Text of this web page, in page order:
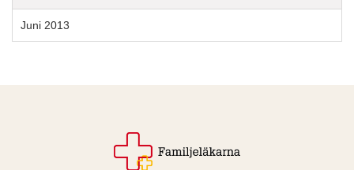
Juni 2013